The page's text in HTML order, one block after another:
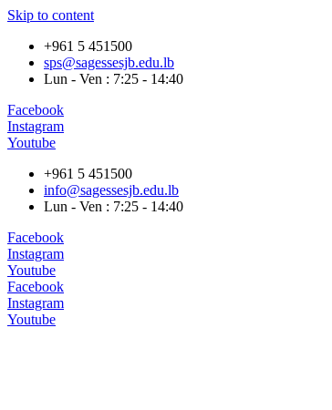
Skip to content
+961 5 451500
sps@sagessesjb.edu.lb
Lun - Ven : 7:25 - 14:40
Facebook
Instagram
Youtube
+961 5 451500
info@sagessesjb.edu.lb
Lun - Ven : 7:25 - 14:40
Facebook
Instagram
Youtube
Facebook
Instagram
Youtube